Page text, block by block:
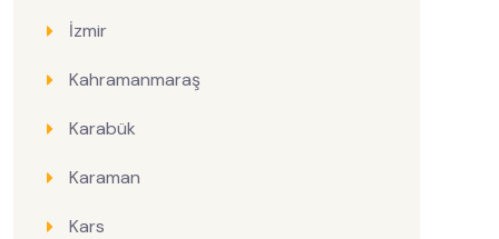
İzmir
Kahramanmaraş
Karabük
Karaman
Kars